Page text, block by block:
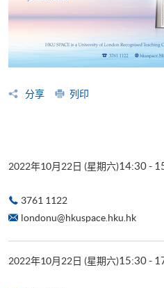
分享 列印
2022年10月22日 (星期六)14:30 -
3761 1122
londonu@hkuspace.hku.hk
2022年10月22日 (星期六)15:30 -